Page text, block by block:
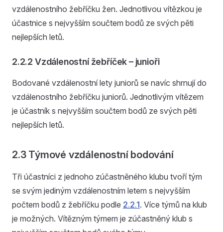
vzdálenostního žebříčku žen. Jednotlivou vítězkou je
účastnice s nejvyšším součtem bodů ze svých pěti
nejlepších letů.
2.2.2 Vzdálenostní žebříček – junioři
Bodované vzdálenostní lety juniorů se navíc shrnují do
vzdálenostního žebříčku juniorů. Jednotlivým vítězem
je účastník s nejvyšším součtem bodů ze svých pěti
nejlepších letů.
2.3 Týmové vzdálenostní bodování
Tři účastníci z jednoho zúčastněného klubu tvoří tým
se svým jediným vzdálenostním letem s nejvyšším
počtem bodů z žebříčku podle 2.2.1. Více týmů na klub
je možných. Vítězným týmem je zúčastněný klub s